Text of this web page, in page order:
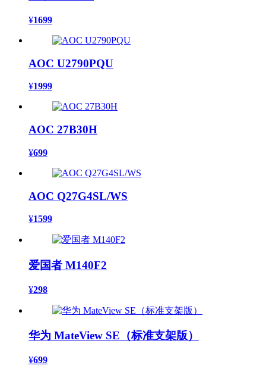
¥1699
AOC U2790PQU
¥1999
AOC 27B30H
¥699
AOC Q27G4SL/WS
¥1599
爱国者 M140F2
¥298
华为 MateView SE（标准支架版）
¥699